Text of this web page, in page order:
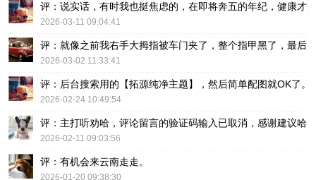
评：说实话，有时我也挺焦虑的，在即将奔五的年纪，健康才
2026-03-11 09:04:41
评：就像之前我右手大拇指被车门夹了，整个指甲黑了，最后
2026-03-02 11:33:41
评：后台搜索用的【拓源纯净主题】，然后简单配图就OK了。
2026-02-24 10:49:54
评：主打听劝哈，评论留言的验证码输入已取消，感谢建议哈！
2026-02-11 09:03:56
评：有机会来云南走走。
2026-01-20 09:38:30